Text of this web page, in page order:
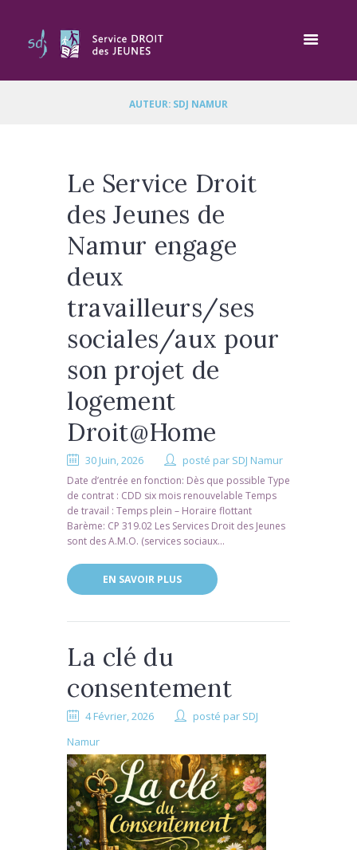
AUTEUR: SDJ NAMUR
Le Service Droit
des Jeunes de
Namur engage
deux
travailleurs/ses
sociales/aux pour
son projet de
logement
Droit@Home
30 Juin, 2026 posté par SDJ Namur
Date d’entrée en fonction: Dès que possible Type
de contrat : CDD six mois renouvelable Temps
de travail : Temps plein – Horaire flottant
Barème: CP 319.02 Les Services Droit des Jeunes
sont des A.M.O. (services sociaux...
EN SAVOIR PLUS
La clé du
consentement
4 Février, 2026 posté par SDJ
Namur